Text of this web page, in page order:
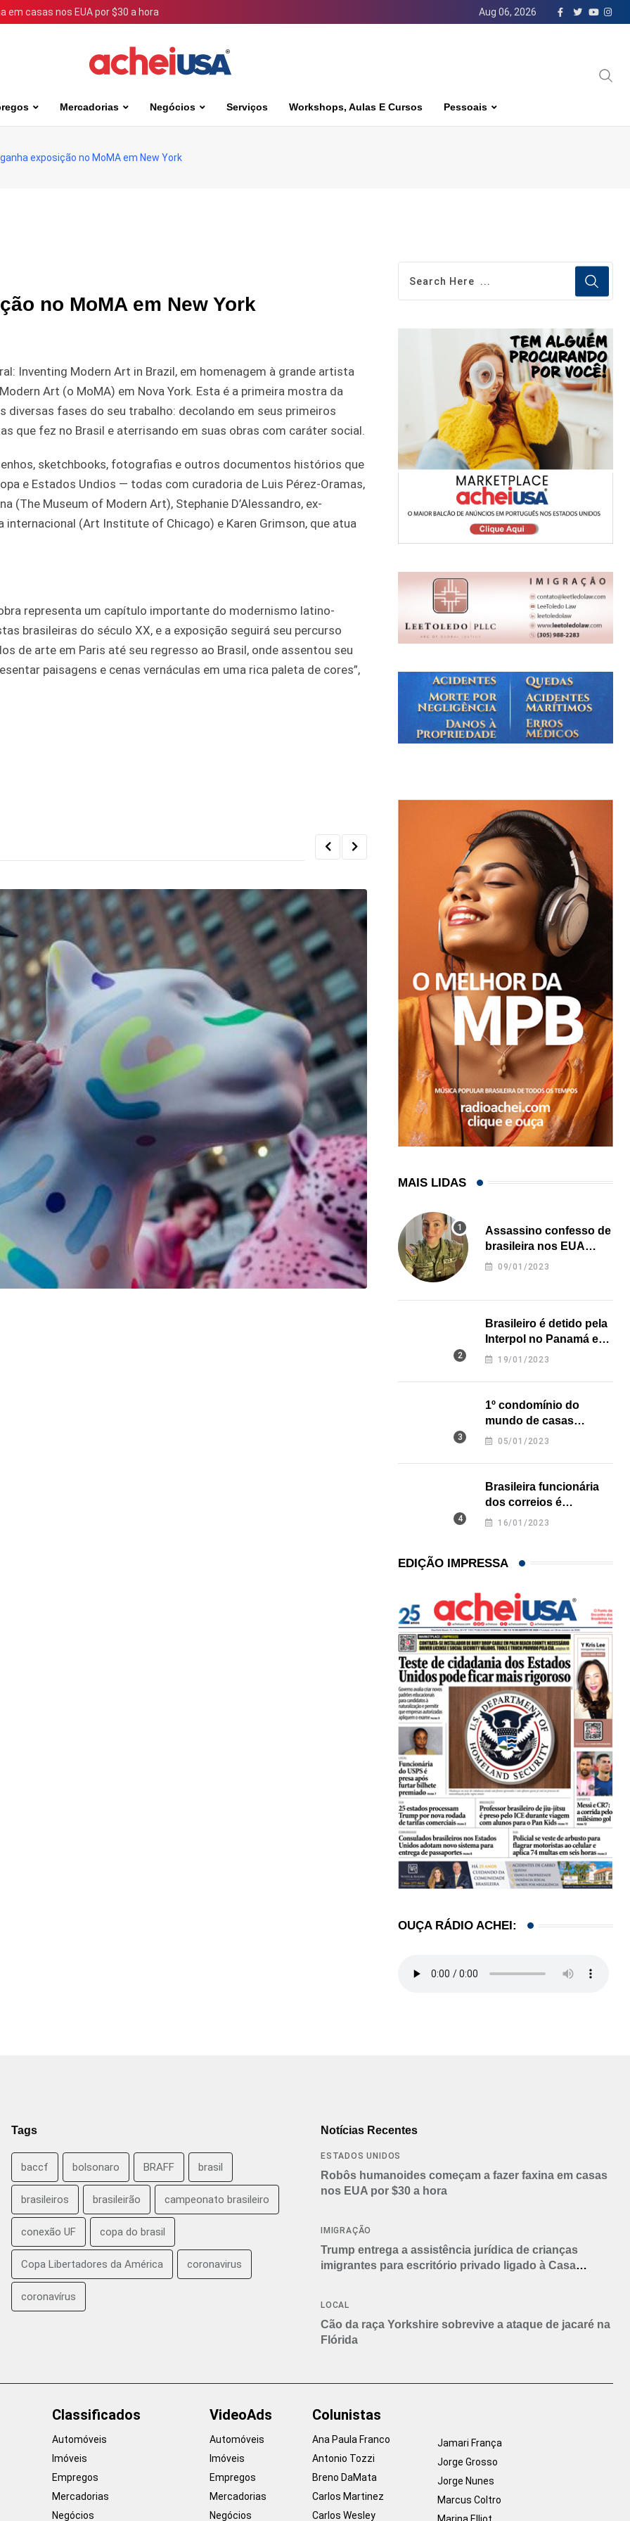
casas nos EUA por $30 a hora Aug 06, 2026
Mercadorias Negócios Serviços Workshops, Aulas E Cursos Pessoais
exposição no MoMA em New York
no MoMA em New York
Inventing Modern Art in Brazil, em homenagem à grande artista
Art (o MoMA) em Nova York. Esta é a primeira mostra da
fases do seu trabalho: decolando em seus primeiros
que fez no Brasil e aterrisando em suas obras com caráter social.
sketchbooks, fotografias e outros documentos histórios que
e Estados Undios — todas com curadoria de Luis Pérez-Oramas,
(The Museum of Modern Art), Stephanie D’Alessandro, ex-
internacional (Art Institute of Chicago) e Karen Grimson, que atua
representa um capítulo importante do modernismo latino-
brasileiras do século XX, e a exposição seguirá seu percurso
de arte em Paris até seu regresso ao Brasil, onde assentou seu
paisagens e cenas vernáculas em uma rica paleta de cores”,
Brasileira formada em universidade dos EUA
MAIS LIDAS
Assassino confesso de
brasileira nos EUA
revela onde deixou o
09/01/2023
Brasileiro é detido pela
Interpol no Panamá e
pode pegar prisão
19/01/2023
1º condomínio do
mundo de casas
impressas em 3D é
05/01/2023
Brasileira funcionária
dos correios é
assassinada a facadas
16/01/2023
EDIÇÃO IMPRESSA
OUÇA RÁDIO ACHEI:
Tags
baccf bolsonaro BRAFF brasil
brasileiros brasileirão campeonato brasileiro
conexão UF copa do brasil
Copa Libertadores da América coronavirus
coronavírus
Notícias Recentes
ESTADOS UNIDOS
Robôs humanoides começam a fazer faxina em casas
nos EUA por $30 a hora
IMIGRAÇÃO
Trump entrega a assistência jurídica de crianças
imigrantes para escritório privado ligado à Casa
LOCAL
Cão da raça Yorkshire sobrevive a ataque de jacaré na
Flórida
Classificados
Automóveis
Imóveis
Empregos
Mercadorias
Negócios
VideoAds
Automóveis
Imóveis
Empregos
Mercadorias
Negócios
Colunistas
Ana Paula Franco
Antonio Tozzi
Breno DaMata
Carlos Martinez
Carlos Wesley
Jamari França
Jorge Grosso
Jorge Nunes
Marcus Coltro